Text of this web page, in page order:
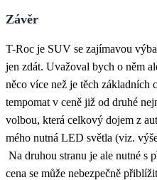
Závěr
T-Roc je SUV se zajímavou
jen zdát. Uvažoval bych o něm
něco více než je těch
tempomat v ceně již od druhé
volbou, která celkový dojem z
mého nutná LED světla (viz.
Na druhou stranu je ale nutné s
cena se může nebezpečně